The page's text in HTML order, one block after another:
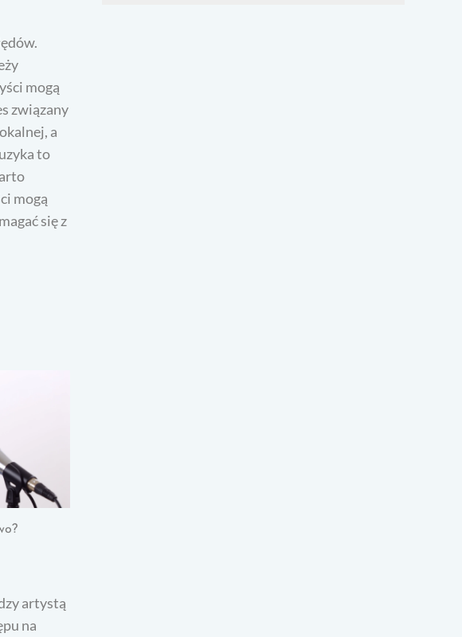
mogą
związany
a
to
mogą
się z
artystą
na